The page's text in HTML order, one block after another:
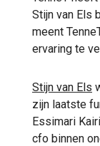
Stijn van Els
meent
ervaring te
Stijn van Els
zijn laatste
Essimari
cfo binnen